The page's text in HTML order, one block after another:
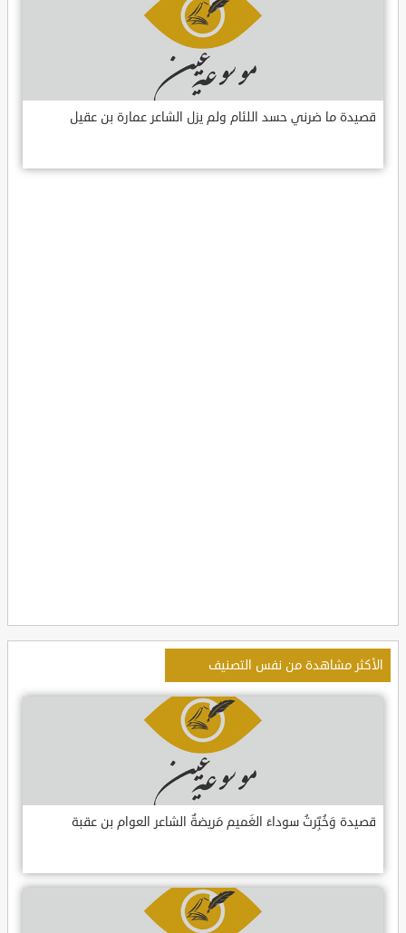
قصيدة ما ضرني حسد اللئام ولم يزل الشاعر عمارة بن عقيل
الأكثر مشاهدة من نفس التصنيف
قصيدة وَخُبِّرتُ سوداءَ الغَميم مَريضةٌ الشاعر العوام بن عقبة